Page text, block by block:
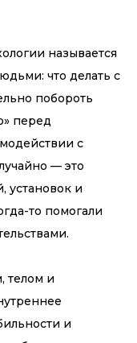
называется
что делать с
побороть
перед
с
— это
установок и
то помогали
телом и
и